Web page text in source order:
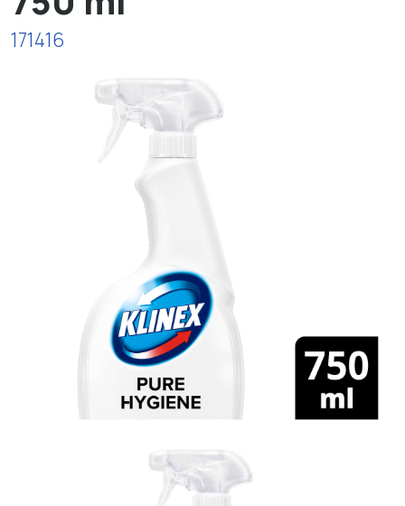
171416